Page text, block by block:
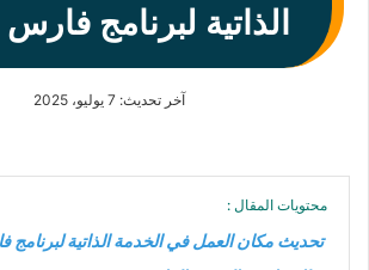
الذاتية لبرنامج فارس 1444
آخر تحديث: 7 يوليو، 2025
محتويات المقال :
تحديث مكان العمل في الخدمة الذاتية لبرنامج